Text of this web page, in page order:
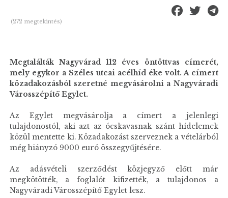
(272 megtekintés)
Megtalálták Nagyvárad 112 éves öntöttvas címerét,
mely egykor a Széles utcai acélhíd éke volt. A címert
közadakozásból szeretné megvásárolni a Nagyváradi
Városszépítő Egylet.
Az Egylet megvásárolja a címert a jelenlegi
tulajdonostól, aki azt az ócskavasnak szánt hídelemek
közül mentette ki. Közadakozást szerveznek a vételárból
még hiányzó 9000 euró összegyűjtésére.
Az adásvételi szerződést közjegyző előtt már
megkötötték, a foglalót kifizették, a tulajdonos a
Nagyváradi Városszépítő Egylet lesz.